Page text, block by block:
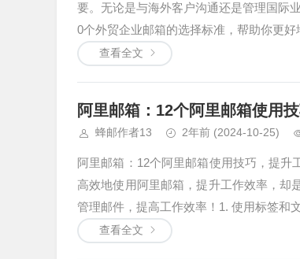
要。无论是与海外客户沟通还是管理国际
0个外贸企业邮箱的选择标准，帮助你更
查看全文
阿里邮箱：12个阿里邮箱使用
蜂邮作者13 2年前 (2024-10-25)
阿里邮箱：12个阿里邮箱使用技巧，提
高效地使用阿里邮箱，提升工作效率，却
管理邮件，提高工作效率！1. 使用标签和
查看全文